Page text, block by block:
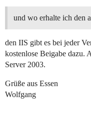
und wo erhalte ich den
den IIS gibt es bei jeder
kostenlose Beigabe dazu.
Server 2003.
Grüße aus Essen
Wolfgang